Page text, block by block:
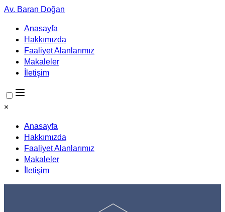
Av. Baran Doğan
Anasayfa
Hakkımızda
Faaliyet Alanlarımız
Makaleler
İletişim
×
Anasayfa
Hakkımızda
Faaliyet Alanlarımız
Makaleler
İletişim